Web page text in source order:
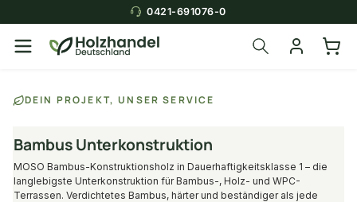
0421-691076-0
DEIN PROJEKT, UNSER SERVICE
Bambus Unterkonstruktion
MOSO Bambus-Konstruktionsholz in Dauerhaftigkeitsklasse 1 – die
langlebigste Unterkonstruktion für Bambus-, Holz- und WPC-
Terrassen. Verdichtetes Bambus, härter und beständiger als jede